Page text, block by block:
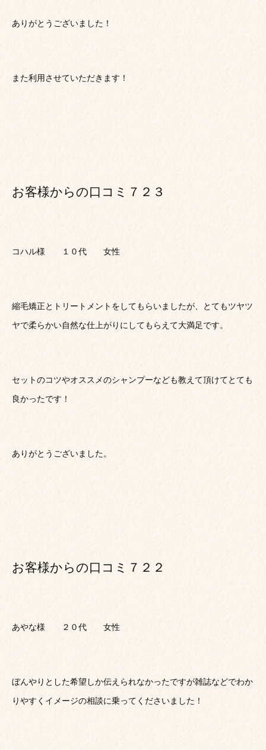
ありがとうございました！
また利用させていただきます！
お客様からの口コミ７２３
コハル様 １０代 女性
縮毛矯正とトリートメントをしてもらいましたが、とてもツヤツ
ヤで柔らかい自然な仕上がりにしてもらえて大満足です。
セットのコツやオススメのシャンプーなども教えて頂けてとても
良かったです！
ありがとうございました。
お客様からの口コミ７２２
あやな様 ２０代 女性
ぼんやりとした希望しか伝えられなかったですが雑誌などでわか
りやすくイメージの相談に乗ってくださいました！